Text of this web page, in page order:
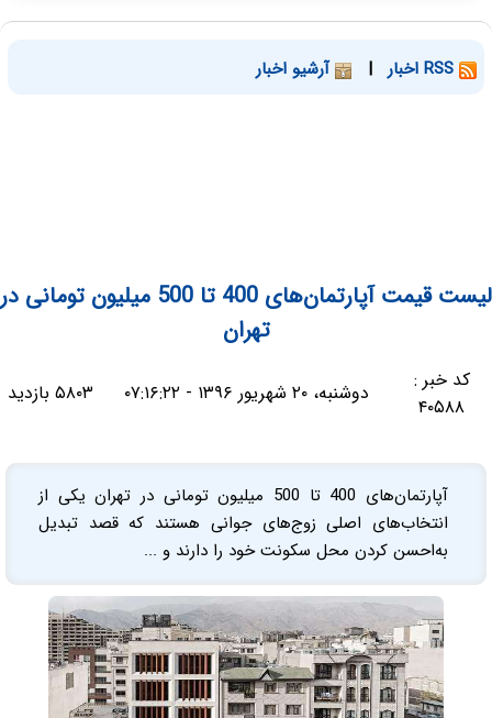
| آرشیو اخبار
لیست قیمت آپارتمان‌های 400 تا 500 میلیون تومانی در
تهران
کد خبر :
۴۰۵۸۸
دوشنبه، ۲۰ شهریور ۱۳۹۶ - ۰۷:۱۶:۲۲ ۵۸۰۳ بازدید
آپارتمان‌های 400 تا 500 میلیون تومانی در تهران یکی از
انتخاب‌های اصلی زوج‌های جوانی هستند که قصد تبدیل
به‌احسن کردن محل سکونت خود را دارند و ...